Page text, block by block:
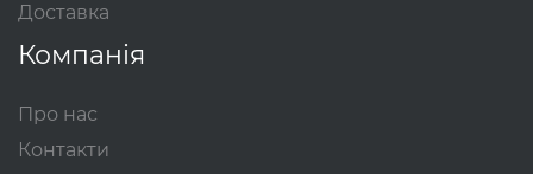
Доставка
Компанія
Про нас
Контакти